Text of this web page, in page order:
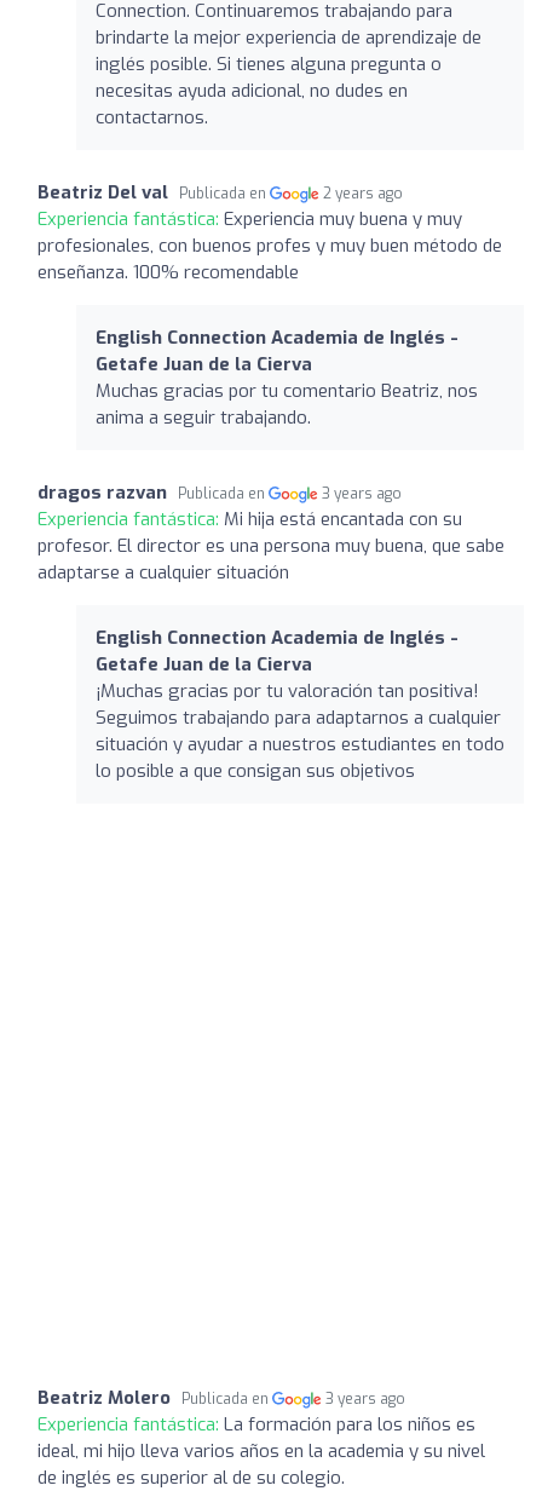
Connection. Continuaremos trabajando para
brindarte la mejor experiencia de aprendizaje de
inglés posible. Si tienes alguna pregunta o
necesitas ayuda adicional, no dudes en
contactarnos.
Beatriz Del val Publicada en 2 years ago
Experiencia fantástica: Experiencia muy buena y muy
profesionales, con buenos profes y muy buen método de
enseñanza. 100% recomendable
English Connection Academia de Inglés -
Getafe Juan de la Cierva
Muchas gracias por tu comentario Beatriz, nos
anima a seguir trabajando.
dragos razvan Publicada en 3 years ago
Experiencia fantástica: Mi hija está encantada con su
profesor. El director es una persona muy buena, que sabe
adaptarse a cualquier situación
English Connection Academia de Inglés -
Getafe Juan de la Cierva
¡Muchas gracias por tu valoración tan positiva!
Seguimos trabajando para adaptarnos a cualquier
situación y ayudar a nuestros estudiantes en todo
lo posible a que consigan sus objetivos
Beatriz Molero Publicada en 3 years ago
Experiencia fantástica: La formación para los niños es
ideal, mi hijo lleva varios años en la academia y su nivel
de inglés es superior al de su colegio.